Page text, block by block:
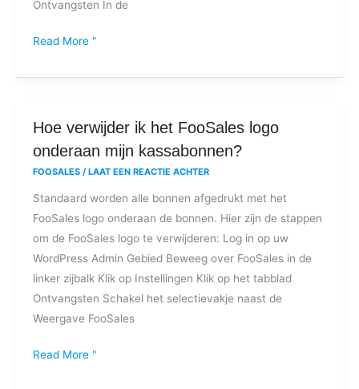
Ontvangsten In de
FooSales-
Read More "
Hoe verwijder ik het FooSales logo
onderaan mijn kassabonnen?
FOOSALES / LAAT EEN REACTIE ACHTER
Standaard worden alle bonnen afgedrukt met het
FooSales logo onderaan de bonnen. Hier zijn de stappen
om de FooSales logo te verwijderen: Log in op uw
WordPress Admin Gebied Beweeg over FooSales in de
linker zijbalk Klik op Instellingen Klik op het tabblad
Ontvangsten Schakel het selectievakje naast de
Weergave FooSales
Hoe
verwijder
FooSales
logo
onderaan
mijn
kassabonnen?
Read More "